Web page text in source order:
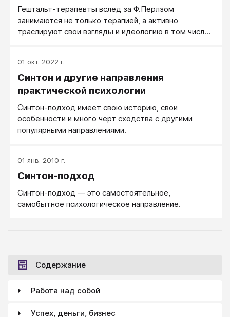
Гештальт-терапевты вслед за Ф.Перлзом
занимаются не только терапией, а активно
траслируют свои взгляды и идеологию в том числе
узнавать гештальт-подход издалека, то их
типичные тезисы следующие.
01 окт. 2022 г.
Синтон и другие направления
практической психологии
Синтон-подход имеет свою историю, свои
особенности и много черт сходства с другими
популярными направлениями.
01 янв. 2010 г.
Синтон-подход
Синтон-подход — это самостоятельное,
самобытное психологическое направление.
Содержание
Работа над собой
Успех, деньги, бизнес